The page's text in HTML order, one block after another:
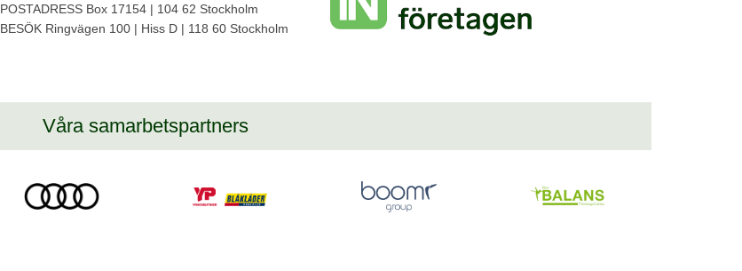
POSTADRESS Box 17154 | 104 62 Stockholm
BESÖK Ringvägen 100 | Hiss D | 118 60 Stockholm
Våra samarbetspartners